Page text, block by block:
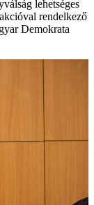
lehetséges
rendelkező
Demokrata